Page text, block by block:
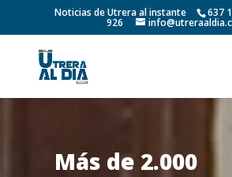
Noticias de Utrera al instante 637
926
Más de 2.000